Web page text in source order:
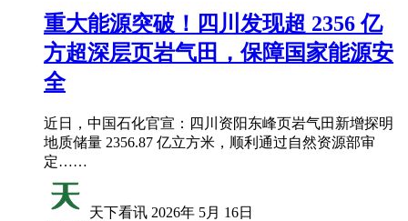
重大能源突破！四川发现超 2356 亿
方超深层页岩气田，保障国家能源安
全
近日，中国石化官宣：四川资阳东峰页岩气田新增探明
地质储量 2356.87 亿立方米，顺利通过自然资源部审
定……
天下看讯 2026年 5月 16日